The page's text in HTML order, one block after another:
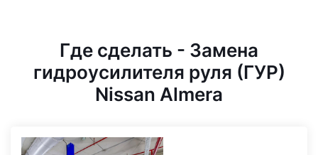
Где сделать - Замена
гидроусилителя руля (ГУР)
Nissan Almera